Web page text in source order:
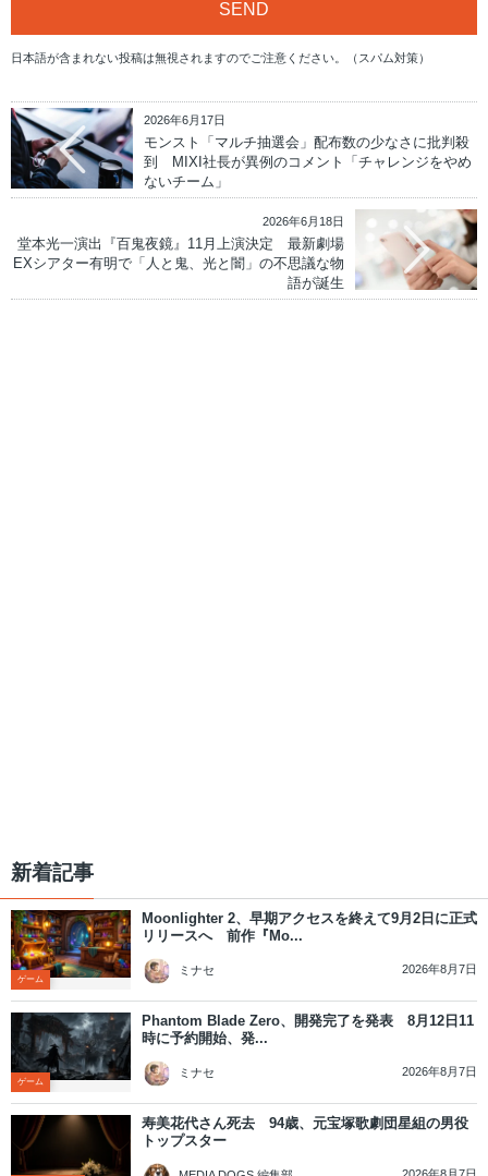
日本語が含まれない投稿は無視されますのでご注意ください。（スパム対策）
2026年6月17日
モンスト「マルチ抽選会」配布数の少なさに批判殺
到 MIXI社長が異例のコメント「チャレンジをやめ
ないチーム」
2026年6月18日
堂本光一演出『百鬼夜鏡』11月上演決定 最新劇場
EXシアター有明で「人と鬼、光と闇」の不思議な物
語が誕生
新着記事
ゲーム
Moonlighter 2、早期アクセスを終えて9月2日に正式
リリースへ 前作『Mo...
ミナセ 2026年8月7日
ゲーム
Phantom Blade Zero、開発完了を発表 8月12日11
時に予約開始、発...
ミナセ 2026年8月7日
寿美花代さん死去 94歳、元宝塚歌劇団星組の男役
トップスター